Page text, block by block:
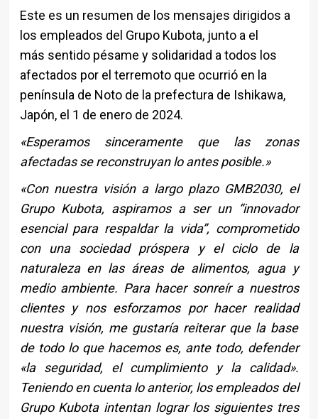
Este es un resumen de los mensajes dirigidos a
los empleados del Grupo Kubota, junto a el
más sentido pésame y solidaridad a todos los
afectados por el terremoto que ocurrió en la
península de Noto de la prefectura de Ishikawa,
Japón, el 1 de enero de 2024.
«Esperamos sinceramente que las zonas
afectadas se reconstruyan lo antes posible.»
«Con nuestra visión a largo plazo GMB2030, el
Grupo Kubota, aspiramos a ser un “innovador
esencial para respaldar la vida”, comprometido
con una sociedad próspera y el ciclo de la
naturaleza en las áreas de alimentos, agua y
medio ambiente. Para hacer sonreír a nuestros
clientes y nos esforzamos por hacer realidad
nuestra visión, me gustaría reiterar que la base
de todo lo que hacemos es, ante todo, defender
«la seguridad, el cumplimiento y la calidad».
Teniendo en cuenta lo anterior, los empleados del
Grupo Kubota intentan lograr los siguientes tres